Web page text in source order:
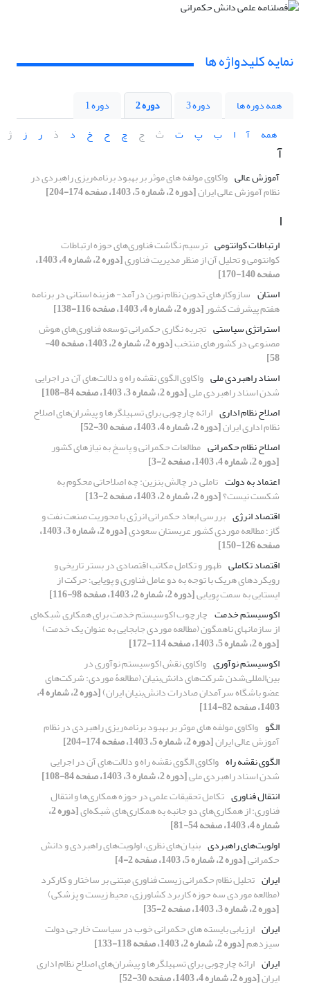
نمایه کلیدواژه ها
همه دوره ها دوره 3 دوره 2
دوره 1
همه
آ ا ب پ ت ث ج چ ح خ د ذ ر ز ژ
آ
آموزش عالی واکاوی مولفه های موثر بر بهبود برنامه‌ریزی راهبردی در
نظام آموزش عالی ایران[دوره 2، شماره 5، 1403، صفحه 174-204]
ا
ارتباطات کوانتومی ترسیم نگاشت فناوری‌های حوزه ارتباطات
کوانتومی و تحلیل آن از منظر مدیریت فناوری [دوره 2، شماره 4، 1403،
صفحه 140-170]
استان سازوکارهای تدوین نظام نوین درآمد- هزینه استانی در برنامه
هفتم پیشرفت کشور[دوره 2، شماره 4، 1403، صفحه 116-138]
استراتژی سیاستی تجربه نگاری حکمرانی توسعه فناوری‌های هوش
مصنوعی در کشورهای منتخب [دوره 2، شماره 2، 1403، صفحه 40-
58]
اسناد راهبردی ملی واکاوی الگوی نقشه راه و دلالت‌های آن در اجرایی
شدن اسناد راهبردی ملی[دوره 2، شماره 3، 1403، صفحه 84-108]
اصلاح نظام اداری ارائه چارچوبی برای تسهیلگرها و پیشران‌های اصلاح
نظام اداری ایران[دوره 2، شماره 4، 1403، صفحه 30-52]
اصلاح نظام حکمرانی مطالعات حکمرانی و پاسخ به نیازهای کشور
[دوره 2، شماره 4، 1403، صفحه 2-3]
اعتماد به دولت تاملی در چالش بنزین: چه اصلاحاتی محکوم به
شکست نیست؟[دوره 2، شماره 2، 1403، صفحه 2-13]
اقتصاد انرژی بررسی ابعاد حکمرانی انرژی با محوریت صنعت نفت و
گاز؛ مطالعه موردی کشور عربستان سعودی [دوره 2، شماره 3، 1403،
صفحه 126-150]
اقتصاد تکاملی ظهور و تکامل مکاتب اقتصادی در بستر تاریخی و
رویکردهای هریک با توجه به دو عامل فناوری و پویایی؛ حرکت از
ایستایی به سمت پویایی[دوره 2، شماره 2، 1403، صفحه 98-116]
اکوسیستم خدمت چارچوب اکوسیستم خدمت برای همکاری شبکه‌ای
از سازمانهای ناهمگون (مطالعه موردی جابجایی به عنوان یک خدمت)
[دوره 2، شماره 5، 1403، صفحه 114-172]
اکوسیستم نوآوری واکاوی نقش اکوسیستم نوآوری در
بین‌المللی‌شدن شرکت‌های دانش‌بنیان (مطالعۀ موردی: شرکت‌های
عضو باشگاه سرآمدان صادرات دانش‌بنیان ایران) [دوره 2، شماره 4،
1403، صفحه 82-114]
الگو واکاوی مولفه های موثر بر بهبود برنامه‌ریزی راهبردی در نظام
آموزش عالی ایران[دوره 2، شماره 5، 1403، صفحه 174-204]
الگوی نقشه راه واکاوی الگوی نقشه راه و دلالت‌های آن در اجرایی
شدن اسناد راهبردی ملی[دوره 2، شماره 3، 1403، صفحه 84-108]
انتقال فناوری تکامل تحقیقات علمی در حوزه همکاری‌ها و انتقال
فناوری: از همکاری‌های دو جانبه به همکاری‌های شبکه‌ای [دوره 2،
شماره 4، 1403، صفحه 54-81]
اولویت‌های راهبردی بنیا ن‌های نظری، اولویت‌های راهبردی و دانش
حکمرانی[دوره 2، شماره 5، 1403، صفحه 2-4]
ایران تحلیل نظام‌ حکمرانی زیست فناوری مبتنی بر ساختار و کارکرد
(مطالعه موردی سه حوزه کاربرد کشاورزی، محیط زیست و پزشکی)
[دوره 2، شماره 3، 1403، صفحه 2-35]
ایران ارزیابی بایسته های حکمرانی خوب در سیاست خارجی دولت
سیزدهم[دوره 2، شماره 2، 1403، صفحه 118-133]
ایران ارائه چارچوبی برای تسهیلگرها و پیشران‌های اصلاح نظام اداری
ایران[دوره 2، شماره 4، 1403، صفحه 30-52]